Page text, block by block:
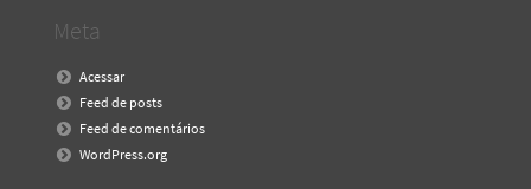
Meta
Acessar
Feed de posts
Feed de comentários
WordPress.org